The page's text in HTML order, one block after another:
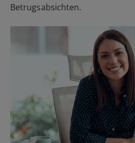
Betrugsabsichten.